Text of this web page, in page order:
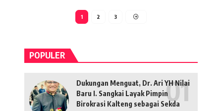
1 2 3
POPULER
Dukungan Menguat, Dr. Ari YH Nilai
Baru I. Sangkai Layak Pimpin
Birokrasi Kalteng sebagai Sekda